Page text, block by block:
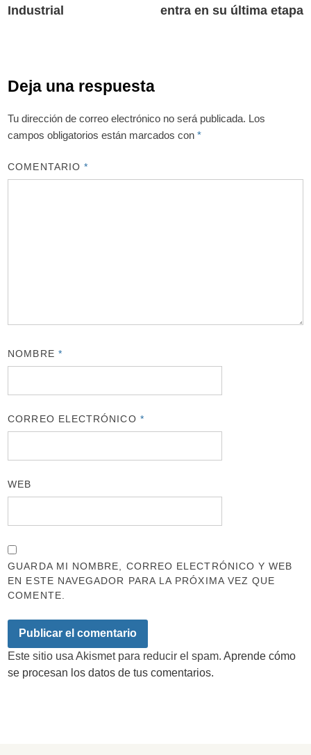
Industrial
entra en su última etapa
Deja una respuesta
Tu dirección de correo electrónico no será publicada. Los
campos obligatorios están marcados con*
COMENTARIO*
NOMBRE *
CORREO ELECTRÓNICO *
WEB
GUARDA MI NOMBRE, CORREO ELECTRÓNICO Y WEB
EN ESTE NAVEGADOR PARA LA PRÓXIMA VEZ QUE
COMENTE.
Este sitio usa Akismet para reducir el spam.Aprende cómo
se procesan los datos de tus comentarios.